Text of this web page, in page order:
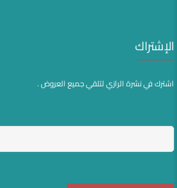
الإشتراك
اشترك في نشرة الرازي لتلقي جميع العروض .